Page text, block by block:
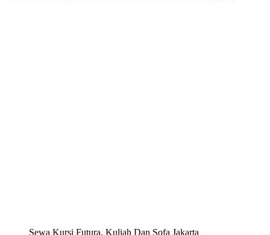
Sewa Kursi Futura, Kuliah Dan Sofa Jakarta